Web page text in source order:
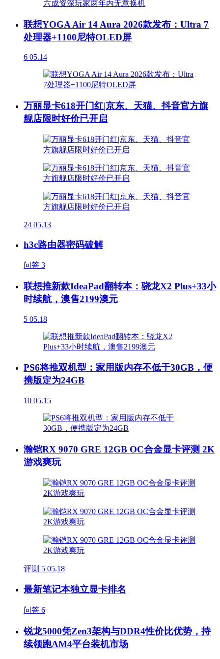
联想YOGA Air 14 Aura 2026款发布：Ultra 7
处理器+1100尼特OLED屏
6 05.14
万丽显卡618开门红|京东、天猫、抖音官方旗
舰店限时好价已开启
24 05.13
h3c路由器密码破解
问答 3
联想推新款IdeaPad翻转本：骁龙X2 Plus+33小
时续航，澳售2199澳元
5 05.18
PS6将推双机型：家用版内存不低于30GB，便
携版定为24GB
10 05.15
瀚铠RX 9070 GRE 12GB OC合金显卡评测 2K
游戏爽玩
评测 5 05.18
最新笔记本独立显卡排名
问答 6
锐龙5000凭Zen3架构与DDR4性价比优势，持
续领跑AM4平台装机市场